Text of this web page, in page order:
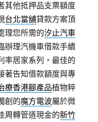
其他抵押品支票額度
台北當舖貸款方案頂
理您所需的汐止汽車
辦理汽機車借款手續
率居家系列，最佳的
著告知借款額度與專
療香港腳產品植物粹
創的魔方電波屬於微
周轉管道現金的新竹